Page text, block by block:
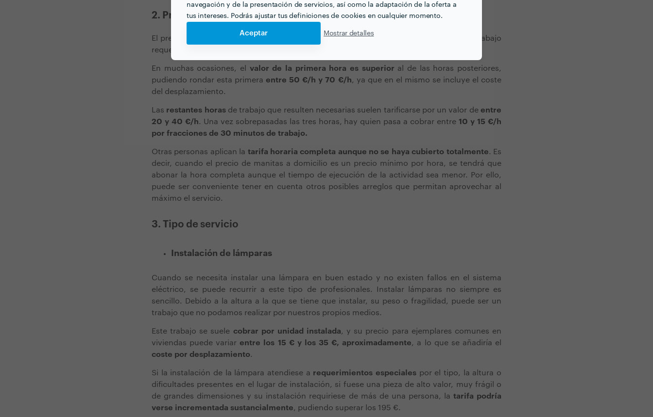
navegación y de la presentación de servicios, así como la adaptación de la oferta a
tus intereses. Podrás ajustar tus definiciones de cookies en cualquier momento.
Aceptar Mostrar detalles
2. Precio por hora
El precio por hora puede variar dependiendo de la habilidad técnica necesaria para el trabajo
requerido, por lo que es necesario
En muchas ocasiones, el valor de la primera hora es superior al de las horas posteriores,
pudiendo rondar esta primera entre 50 €/h y 70 €/h, ya que en el mismo se incluye el coste
del desplazamiento.
Las restantes horasde trabajo que resulten necesarias suelen tarificarse por un valor de entre
20 y 40 €/h. Una vez sobrepasadas las tres horas, hay quien pasa a cobrar entre10 y 15 €/h
por fracciones de 30 minutos de trabajo.
Otras personas aplican la tarifa horaria completa aunque no se haya cubierto totalmente. Es
decir, cuando el precio de manitas a domicilio es un precio mínimo por hora, se tendrá que
abonar la hora completa aunque el tiempo de ejecución de la actividad sea menor. Por ello,
puede ser conveniente tener en cuenta otros posibles arreglos que permitan aprovechar al
máximo el servicio.
3. Tipo de servicio
Instalación de lámparas
Cuando se necesita instalar una lámpara en buen estado y no existen fallos en el sistema
eléctrico, se puede recurrir a este tipo de profesionales. Instalar lámparas no siempre es
sencillo. Debido a la altura a la que se tiene que instalar, su peso o fragilidad, puede ser un
trabajo que no podamos realizar por nuestros propios medios.
Este trabajo se suele cobrar por unidad instalada, y su precio para ejemplares comunes en
viviendas puede variar entre los 15 € y los 35 €, aproximadamente, a lo que se añadiría el
coste por desplazamiento.
Si la instalación de la lámpara atendiese a requerimientos especiales por el tipo, la altura o
dificultades presentes en el lugar de instalación, si fuese una pieza de alto valor, muy frágil o
de grandes dimensiones y su instalación requiriese de más de una persona, la tarifa podría
verse incrementada sustancialmente, pudiendo superar los 195 €.